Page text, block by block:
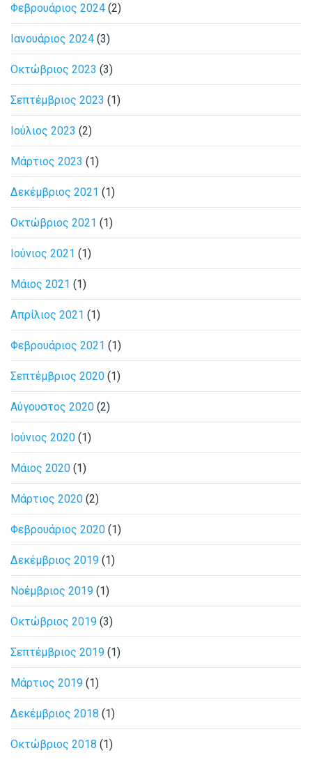
Φεβρουάριος 2024 (2)
Ιανουάριος 2024 (3)
Οκτώβριος 2023 (3)
Σεπτέμβριος 2023 (1)
Ιούλιος 2023 (2)
Μάρτιος 2023 (1)
Δεκέμβριος 2021 (1)
Οκτώβριος 2021 (1)
Ιούνιος 2021 (1)
Μάιος 2021 (1)
Απρίλιος 2021 (1)
Φεβρουάριος 2021 (1)
Σεπτέμβριος 2020 (1)
Αύγουστος 2020 (2)
Ιούνιος 2020 (1)
Μάιος 2020 (1)
Μάρτιος 2020 (2)
Φεβρουάριος 2020 (1)
Δεκέμβριος 2019 (1)
Νοέμβριος 2019 (1)
Οκτώβριος 2019 (3)
Σεπτέμβριος 2019 (1)
Μάρτιος 2019 (1)
Δεκέμβριος 2018 (1)
Οκτώβριος 2018 (1)